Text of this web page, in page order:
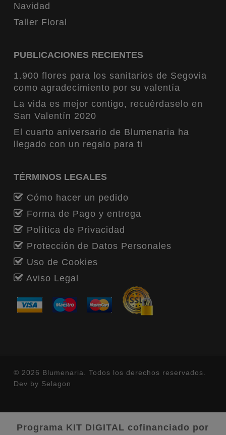
Navidad
Taller Floral
PUBLICACIONES RECIENTES
1.900 flores para los sanitarios de Segovia
como agradecimiento por su valentía
La vida es mejor contigo, recuérdaselo en
San Valentín 2020
El cuarto aniversario de Blumenaria ha
llegado con un regalo para ti
TÉRMINOS LEGALES
Cómo hacer un pedido
Forma de Pago y entrega
Política de Privacidad
Protección de Datos Personales
Uso de Cookies
Aviso Legal
© 2026 Blumenaria. Todos los derechos reservados.
Dev by Selagon
Programa KIT DIGITAL cofinanciado por